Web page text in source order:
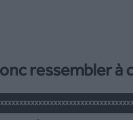
ressembler à